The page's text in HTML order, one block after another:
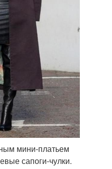
мини-платьем
сапоги-чулки.